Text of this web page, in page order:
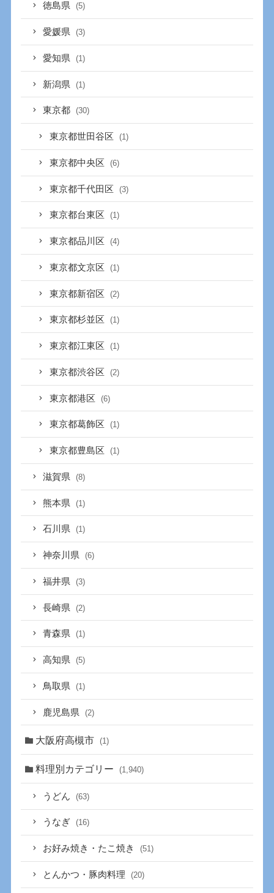
徳島県 (5)
愛媛県 (3)
愛知県 (1)
新潟県 (1)
東京都 (30)
東京都世田谷区 (1)
東京都中央区 (6)
東京都千代田区 (3)
東京都台東区 (1)
東京都品川区 (4)
東京都文京区 (1)
東京都新宿区 (2)
東京都杉並区 (1)
東京都江東区 (1)
東京都渋谷区 (2)
東京都港区 (6)
東京都葛飾区 (1)
東京都豊島区 (1)
滋賀県 (8)
熊本県 (1)
石川県 (1)
神奈川県 (6)
福井県 (3)
長崎県 (2)
青森県 (1)
高知県 (5)
鳥取県 (1)
鹿児島県 (2)
大阪府高槻市 (1)
料理別カテゴリー (1,940)
うどん (63)
うなぎ (16)
お好み焼き・たこ焼き (51)
とんかつ・豚肉料理 (20)